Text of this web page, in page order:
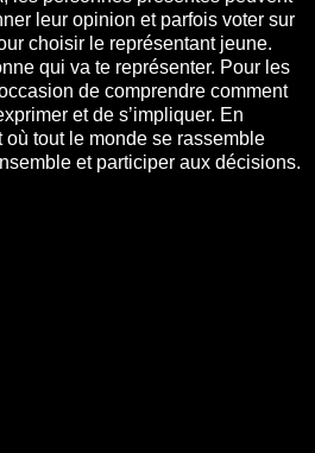
leur opinion et parfois voter sur
choisir le représentant jeune.
qui va te représenter. Pour les
de comprendre comment
et de s’impliquer. En
où tout le monde se rassemble
et participer aux décisions.